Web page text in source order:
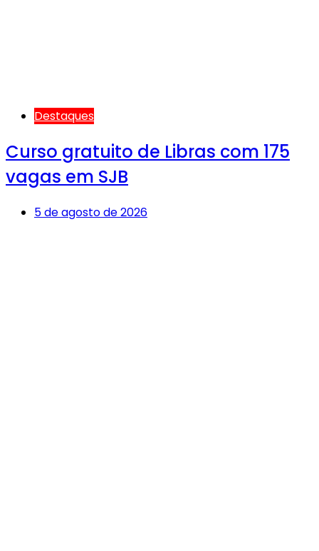
Destaques
Curso gratuito de Libras com 175
vagas em SJB
5 de agosto de 2026